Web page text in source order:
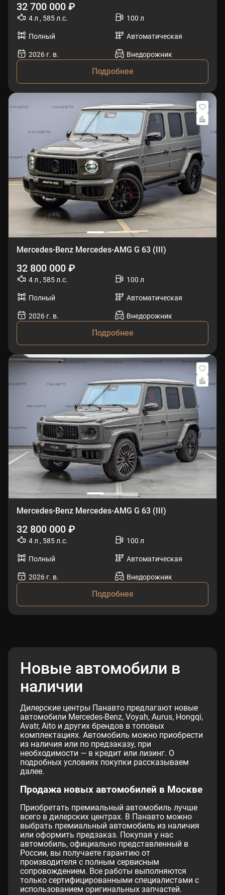
32 700 000 ₽
4 л , 585 л.с. 100 л
Полный Автоматическая
2026 г. в. Внедорожник
Подробнее
Mercedes-Benz Mercedes-AMG G 63 (III)
32 800 000 ₽
4 л , 585 л.с. 100 л
Полный Автоматическая
2026 г. в. Внедорожник
Подробнее
Mercedes-Benz Mercedes-AMG G 63 (III)
32 800 000 ₽
4 л , 585 л.с. 100 л
Полный Автоматическая
2026 г. в. Внедорожник
Подробнее
Новые автомобили в
наличии
Дилерские центры Панавто предлагают новые
автомобили Mercedes-Benz, Voyah, Aurus, Hongqi,
Avatr, Aito и других брендов в топовых
комплектациях. Автомобиль можно приобрести
из наличия или по предзаказу, при
необходимости — в кредит или лизинг. О
подробных условиях покупки рассказываем
далее.
Продажа новых автомобилей в Москве
Приобретать премиальный автомобиль лучше
всего в дилерских центрах. В Панавто можно
выбрать премиальный автомобиль из наличия
или оформить предзаказ. Покупая у нас
автомобиль, официально представленный в
России, вы получаете гарантию от
производителя с полным сервисным
сопровождением. Все работы выполняются
только сертифицированными специалистами с
использованием оригинальных запчастей.